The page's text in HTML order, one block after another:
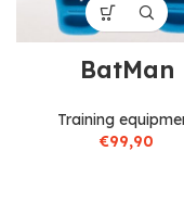
BatMan
Training
€99,90